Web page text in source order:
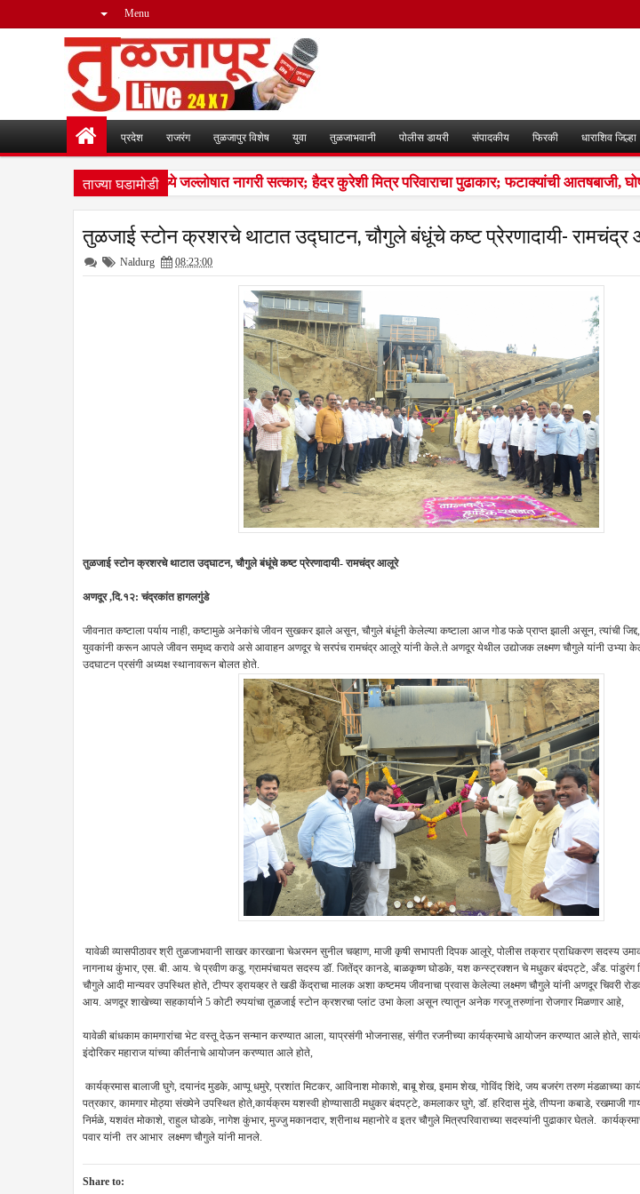
Menu
प्रदेश राजरंग तुळजापुर विशेष युवा तुळजाभवानी पोलीस डायरी संपादकीय फिरकी धाराशिव जिल्हा
ताज्या घडामोडी
काझी यांचा नळदुर्गमध्ये जल्लोषात नागरी सत्कार; हैदर कुरेशी मित्र परिवाराचा पुढाकार; फटाक्यांची आतषबाजी,
तुळजाई स्टोन क्रशरचे थाटात उद्घाटन, चौगुले बंधूंचे कष्ट प्रेरणादायी-
Naldurg 08:23:00
तुळजाई स्टोन क्रशरचे थाटात उद्घाटन, चौगुले बंधूंचे कष्ट प्रेरणादायी- रामचंद्र आलूरे
अणदूर ,दि.१२: चंद्रकांत हागलगुंडे
जीवनात कष्टाला पर्याय नाही, कष्टामुळे अनेकांचे जीवन सुखकर झाले असून, चौगुले बंधूंनी केलेल्या कष्टाला आज गोड फळे प्राप्त झाली असून, त्यांची
युवकांनी करून आपले जीवन समृध्द करावे असे आवाहन अणदूर चे सरपंच रामचंद्र आलूरे यांनी केले.ते अणदूर येथील उद्योजक लक्ष्मण चौगुले यांनी उभ्या
उदघाटन प्रसंगी अध्यक्ष स्थानावरून बोलत होते.
यावेळी व्यासपीठावर श्री तुळजाभवानी साखर कारखाना चेअरमन सुनील चव्हाण, माजी कृषी सभापती दिपक आलूरे, पोलीस तक्रार प्राधिकरण सदस्य
नागनाथ कुंभार, एस. बी. आय. चे प्रवीण कडु, ग्रामपंचायत सदस्य डॉ. जितेंद्र कानडे, बाळकृष्ण घोडके, यश कन्स्ट्रक्शन चे मधुकर बंदपट्टे, अँड.
चौगुले आदी मान्यवर उपस्थित होते, टीप्पर ड्रायव्हर ते खडी केंद्राचा मालक अशा कष्टमय जीवनाचा प्रवास केलेल्या लक्ष्मण चौगुले यांनी अणदूर चिवरी
आय. अणदूर शाखेच्या सहकार्याने 5 कोटी रुपयांचा तूळजाई स्टोन क्रशरचा प्लांट उभा केला असून त्यातून अनेक गरजू तरुणांना रोजगार मिळणार आहे,
यावेळी बांधकाम कामगारांचा भेट वस्तू देऊन सन्मान करण्यात आला, याप्रसंगी भोजनासह, संगीत रजनीच्या कार्यक्रमाचे आयोजन करण्यात आले होते,
इंदोरिकर महाराज यांच्या कीर्तनाचे आयोजन करण्यात आले होते,
कार्यक्रमास बालाजी घुगे, दयानंद मुडके, आप्पू धमुरे, प्रशांत मिटकर, आविनाश मोकाशे, बाबू शेख, इमाम शेख, गोविंद शिंदे, जय बजरंग तरुण मंडळाच्या
पत्रकार, कामगार मोठ्या संख्येने उपस्थित होते,कार्यक्रम यशस्वी होण्यासाठी मधुकर बंदपट्टे, कमलाकर घुगे, डॉ. हरिदास मुंडे, तीप्पना कबाडे, रखमाजी
निर्मळे, यशवंत मोकाशे, राहुल घोडके, नागेश कुंभार, मुज्जु मकानदार, श्रीनाथ महानोरे व इतर चौगुले मित्रपरिवाराच्या सदस्यांनी पुढाकार घेतले.
पवार यांनी तर आभार लक्ष्मण चौगुले यांनी मानले.
Share to: